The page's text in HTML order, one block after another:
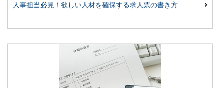
人事担当必見！欲しい人材を確保する求人票の書き方